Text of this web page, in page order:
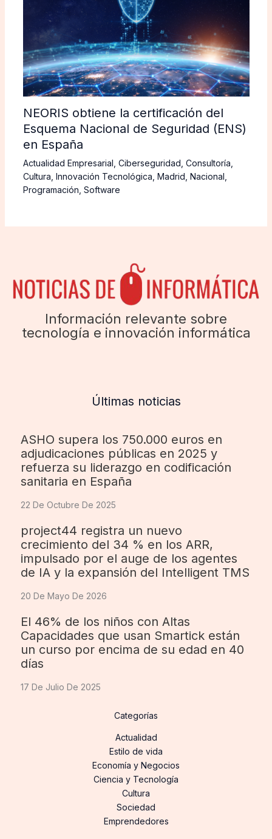
NEORIS obtiene la certificación del
Esquema Nacional de Seguridad (ENS)
en España
Actualidad Empresarial Ciberseguridad Consultoría
Cultura Innovación Tecnológica Madrid Nacional
Programación Software
Información relevante sobre
tecnología e innovación informática
Últimas noticias
ASHO supera los 750.000 euros en
adjudicaciones públicas en 2025 y
refuerza su liderazgo en codificación
sanitaria en España
22 De Octubre De 2025
project44 registra un nuevo
crecimiento del 34 % en los ARR,
impulsado por el auge de los agentes
de IA y la expansión del Intelligent TMS
20 De Mayo De 2026
El 46% de los niños con Altas
Capacidades que usan Smartick están
un curso por encima de su edad en 40
días
17 De Julio De 2025
Categorías
Actualidad
Estilo de vida
Economía y Negocios
Ciencia y Tecnología
Cultura
Sociedad
Emprendedores